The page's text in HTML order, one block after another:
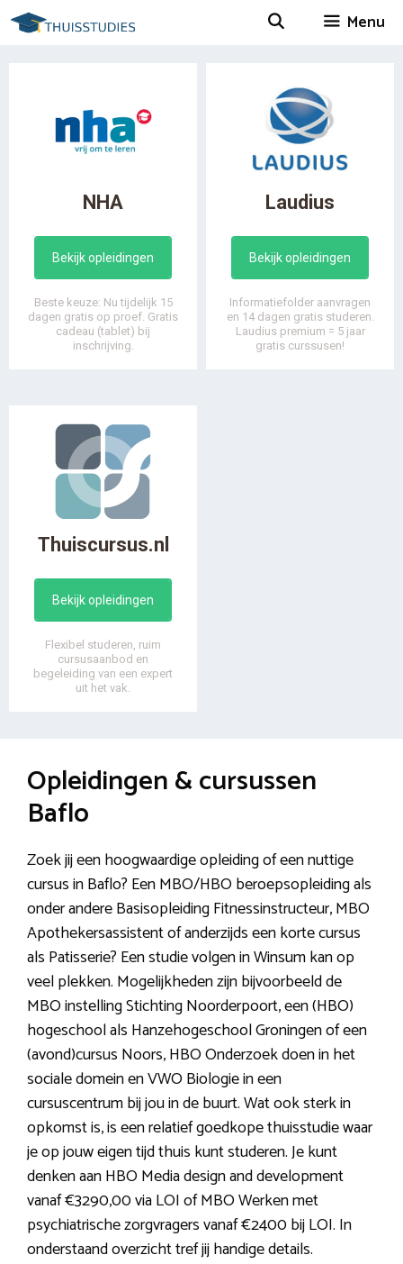
Spring
naar
Menu
NHA
Bekijk opleidingen
Beste keuze: Nu tijdelijk 15
dagen gratis op proef. Gratis
cadeau (tablet) bij
inschrijving.
Laudius
Bekijk opleidingen
Informatiefolder aanvragen
en 14 dagen gratis studeren.
Laudius premium = 5 jaar
gratis curssusen!
Thuiscursus.nl
Bekijk opleidingen
Flexibel studeren, ruim
cursusaanbod en
begeleiding van een expert
uit het vak.
Opleidingen & cursussen
Baflo
Zoek jij een hoogwaardige opleiding of een nuttige
cursus in Baflo? Een MBO/HBO beroepsopleiding als
onder andere Basisopleiding Fitnessinstructeur, MBO
Apothekersassistent of anderzijds een korte cursus
als Patisserie? Een studie volgen in Winsum kan op
veel plekken. Mogelijkheden zijn bijvoorbeeld de
MBO instelling Stichting Noorderpoort, een (HBO)
hogeschool als Hanzehogeschool Groningen of een
(avond)cursus Noors, HBO Onderzoek doen in het
sociale domein en VWO Biologie in een
cursuscentrum bij jou in de buurt. Wat ook sterk in
opkomst is, is een relatief goedkope thuisstudie waar
je op jouw eigen tijd thuis kunt studeren. Je kunt
denken aan HBO Media design and development
vanaf €3290,00 via LOI of MBO Werken met
psychiatrische zorgvragers vanaf €2400 bij LOI. In
onderstaand overzicht tref jij handige details.